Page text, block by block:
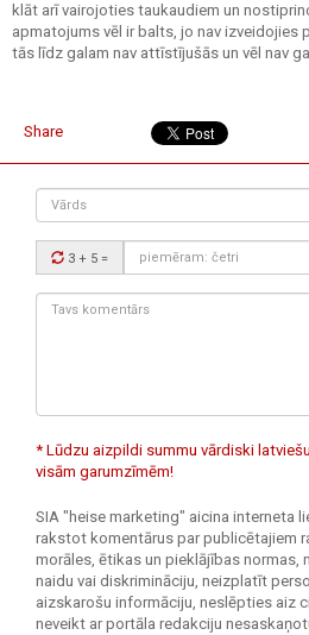
klāt arī vairojoties taukaudiem un
apmatojums vēl ir balts, jo nav izveidojies
tās līdz galam nav attīstījušās un vēl nav
Share
Vārds
Drošības
kods:
3 + 5 =
Tavs
* Lūdzu aizpildi summu vārdiski
visām garumzīmēm!
SIA "heise marketing" aicina interneta
rakstot komentārus par publicētajiem
morāles, ētikas un pieklājības normas,
naidu vai diskrimināciju, neizplatīt
aizskarošu informāciju, neslēpties aiz
neveikt ar portāla redakciju